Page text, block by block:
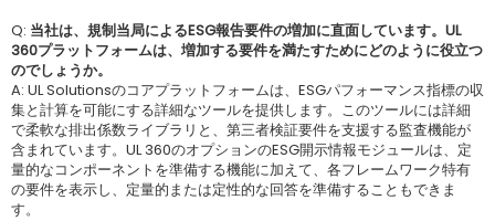
Q: 当社は、規制当局によるESG報告要件の増加に直面しています。UL
360プラットフォームは、増加する要件を満たすためにどのように役立つ
のでしょうか。
A: UL Solutionsのコアプラットフォームは、ESGパフォーマンス指標の収
集と計算を可能にする詳細なツールを提供します。このツールには詳細
で柔軟な排出係数ライブラリと、第三者検証要件を支援する監査機能が
含まれています。UL 360のオプションのESG開示情報モジュールは、定
量的なコンポーネントを準備する機能に加えて、各フレームワーク特有
の要件を表示し、定量的または定性的な回答を準備することもできま
す。